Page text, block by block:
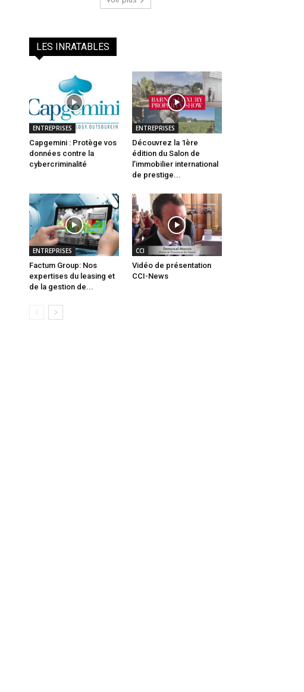
LES INRATABLES
ENTREPRISES
Capgemini : Protège vos
données contre la
cybercriminalité
ENTREPRISES
Découvrez la 1ère
édition du Salon de
l’immobilier international
de prestige...
ENTREPRISES
Factum Group: Nos
expertises du leasing et
de la gestion de...
CCI
Vidéo de présentation
CCI-News